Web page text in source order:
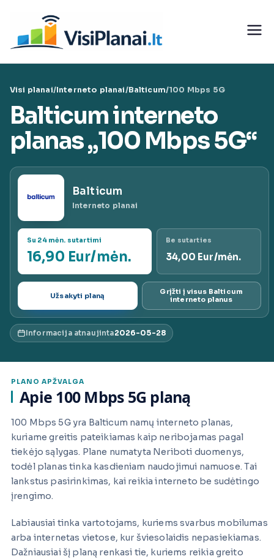
turinio
teleko
munika
cijų
paslaug
|
VisiPlan
ai.lt
Visi planai/Interneto planai/Balticum/100 Mbps 5G
Balticum interneto
planas „100 Mbps 5G“
Balticum
Interneto planai
Su 24 mėn. sutartimi
16,90 Eur/mėn.
Be sutarties
34,00 Eur/mėn.
Užsakyti planą
Grįžti į visus Balticum
interneto planus
Informacija atnaujinta2026-05-28
PLANO APŽVALGA
Apie 100 Mbps 5G planą
100 Mbps 5G yra Balticum namų interneto planas,
kuriame greitis pateikiamas kaip neribojamas pagal
tiekėjo sąlygas. Plane numatyta Neriboti duomenys,
todėl planas tinka kasdieniam naudojimui namuose. Tai
lankstus pasirinkimas, kai reikia interneto be sudėtingo
įrengimo.
Labiausiai tinka vartotojams, kuriems svarbus mobilumas
arba internetas vietose, kur šviesolaidis nepasiekiamas.
Dažniausiai šį planą renkasi tie, kuriems reikia greito